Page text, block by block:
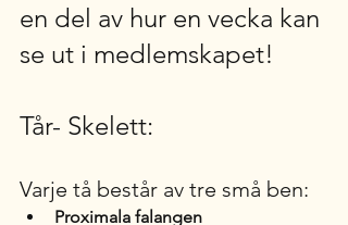
en del av hur en vecka kan
se ut i medlemskapet!
Tår- Skelett:
Varje tå består av tre små ben:
Proximala falangen